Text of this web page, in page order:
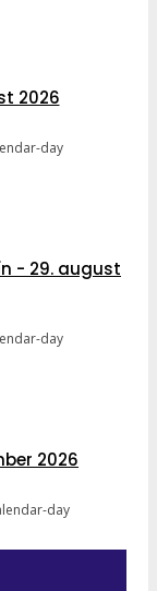
2026
- 29. august
2026